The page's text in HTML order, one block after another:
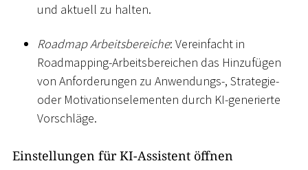
und aktuell zu halten.
Roadmap Arbeitsbereiche: Vereinfacht in
Roadmapping-Arbeitsbereichen das Hinzufügen
von Anforderungen zu Anwendungs-, Strategie-
oder Motivationselementen durch KI-generierte
Vorschläge.
Einstellungen für KI-Assistent öffnen